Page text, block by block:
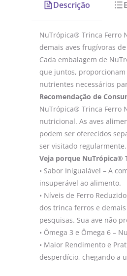
Descrição
NuTrópica® Trinca Ferro
demais aves frugívoras
Cada embalagem de
que juntos,
nutrientes necessários
Recomendação de
NuTrópica® Trinca Ferro
nutricional. As aves
podem ser oferecidos
ser visitado regularmente.
Veja porque NuTrópica®
• Sabor Inigualável – A
insuperável ao alimento.
• Níveis de Ferro
dos trinca ferros e
pesquisas. Sua ave não
• Ômega 3 e Ômega 6 –
• Maior Rendimento e
desperdício, chegando a